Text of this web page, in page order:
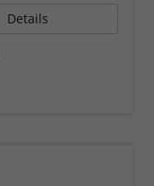
Details